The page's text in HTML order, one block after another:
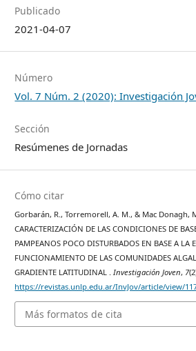
Publicado
2021-04-07
Número
Vol. 7 Núm. 2 (2020): Investigación
Sección
Resúmenes de Jornadas
Cómo citar
Gorbarán, R., Torremorell, A. M., & Mac Donagh,
CARACTERIZACIÓN DE LAS CONDICIONES DE
PAMPEANOS POCO DISTURBADOS EN BASE A LA
FUNCIONAMIENTO DE LAS COMUNIDADES
GRADIENTE LATITUDINAL .Investigación Joven, 7
https://revistas.unlp.edu.ar/InvJov/article/view/
Más formatos de cita